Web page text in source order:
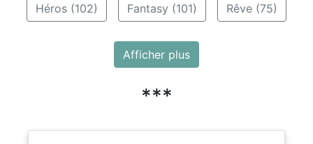
Héros (102) Fantasy (101) Rêve (75)
Afficher plus
***